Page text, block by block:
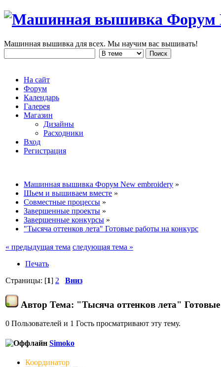
Машинная вышивка для всех. Мы научим вас вышивать!
На сайт
Форум
Календарь
Галерея
Магазин
Дизайны
Расходники
Вход
Регистрация
Машинная вышивка Форум New embroidery »
Шьем и вышиваем вместе »
Совместные процессы »
Завершенные проекты »
Завершенные конкурсы »
"Тысяча оттенков лета" Готовые работы на конкурс
« предыдущая тема следующая тема »
Печать
Страницы: [1] 2 Вниз
Автор Тема: "Тысяча оттенков лета"
0 Пользователей и 1 Гость просматривают эту тему.
Simoko
Координатор